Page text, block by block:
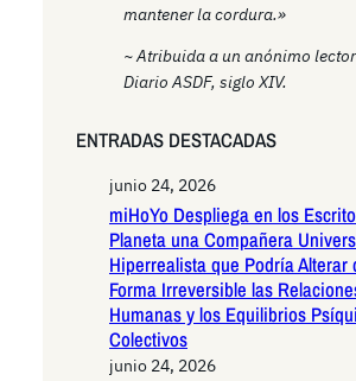
mantener la cordura.»
~ Atribuida a un anónimo
Diario ASDF, siglo XIV.
ENTRADAS DESTACADAS
junio 24, 2026
miHoYo Despliega en los
Planeta una Compañera
Hiperrealista que Podría Alterar
Forma Irreversible las
Humanas y los Equilibrios
Colectivos
junio 24, 2026